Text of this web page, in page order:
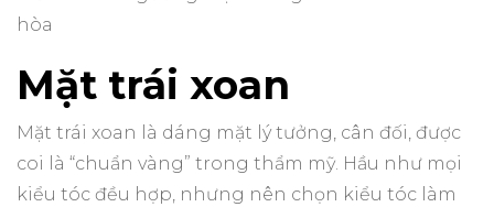
hòa
Mặt trái xoan
Mặt trái xoan là dáng mặt lý tưởng, cân đối, được
coi là “chuẩn vàng” trong thẩm mỹ. Hầu như mọi
kiểu tóc đều hợp, nhưng nên chọn kiểu tóc làm